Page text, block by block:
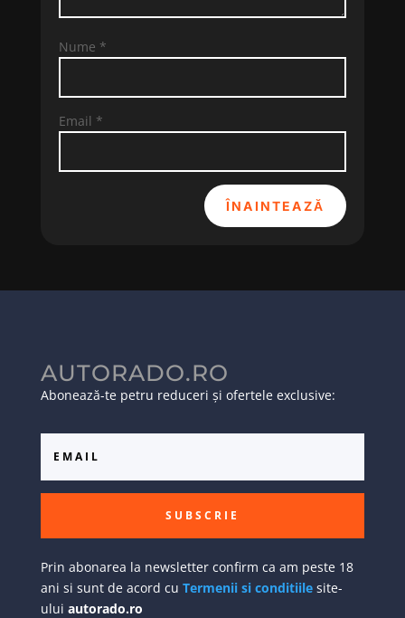
Nume *
Email *
ÎNAINTEAZĂ
AUTORADO.RO
Abonează-te petru reduceri și ofertele exclusive:
SUBSCRIE
Prin abonarea la newsletter confirm ca am peste 18
ani si sunt de acord cu Termenii si conditiilesite-
ului autorado.ro